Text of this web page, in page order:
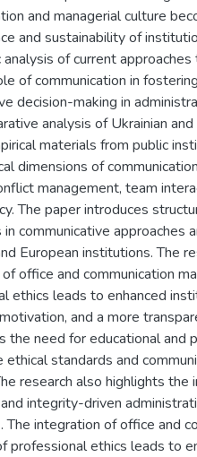
and managerial culture
and sustainability of
of current
of communication in
decision-making in
analysis of Ukrainian
materials from public
dimensions of
management, team
The paper introduces
communicative approaches
European institutions. The
office and communication
ethics leads to enhanced
and a more
the need for educational
ethical standards and
research also highlights
integrity-driven
The integration of office and
professional ethics leads to